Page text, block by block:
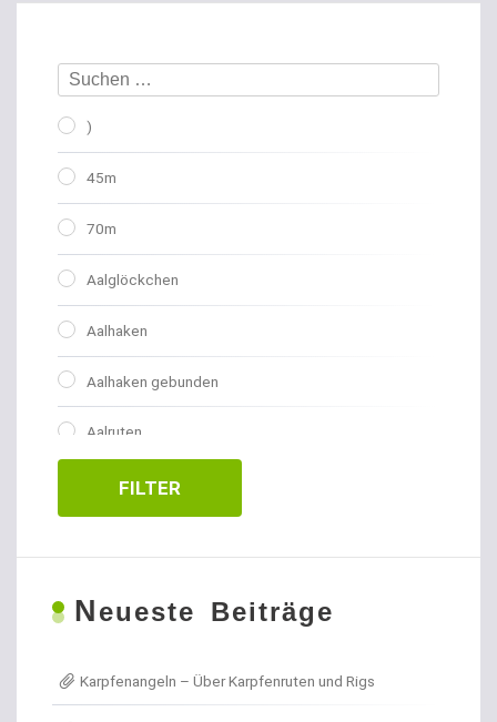
)
45m
70m
Aalglöckchen
Aalhaken
Aalhaken gebunden
Aalruten
Abhakmatten
Angel- / Jagd- & Outdoormesser
FILTER
Neueste Beiträge
Karpfenangeln – Über Karpfenruten und Rigs